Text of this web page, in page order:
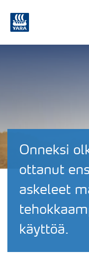
Onneksi
ottanut
askeleet
käyttöä.